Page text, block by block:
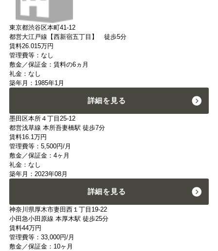
東京都渋谷区本町41-12
都営大江戸線【西新宿五丁目】 徒歩5分
賃料26.015万円
管理費等：なし
敷金／保証金：賃料の6ヵ月
礼金：なし
築年月：1985年1月
詳細を見る
墨田区本所４丁目25-12
都営浅草線 本所吾妻橋駅 徒歩7分
賃料16.1万円
管理費等：5,500円/月
敷金／保証金：4ヶ月
礼金：なし
築年月：2023年08月
詳細を見る
神奈川県厚木市妻田西１丁目19-22
小田急小田原線 本厚木駅 徒歩25分
賃料44万円
管理費等：33,000円/月
敷金／保証金：10ヶ月